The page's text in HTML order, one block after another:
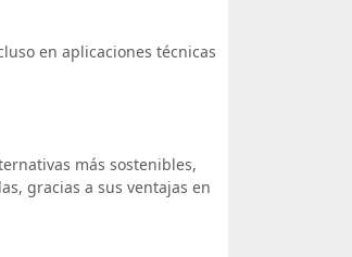
en aplicaciones técnicas
más sostenibles,
gracias a sus ventajas en